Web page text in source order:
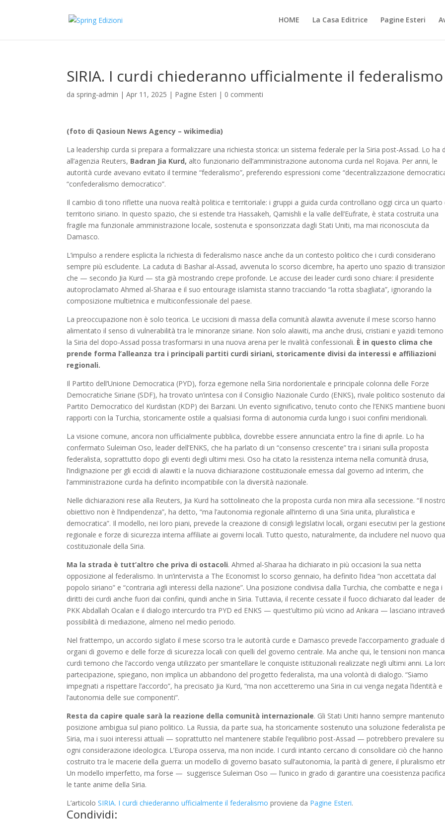
HOME La Casa Editrice Pagine Esteri
SIRIA. I curdi chiederanno ufficialmente il federalismo
da spring-admin |Apr 11, 2025 | Pagine Esteri | 0 commenti
(foto di Qasioun News Agency – wikimedia)
La leadership curda si prepara a formalizzare una richiesta storica: un sistema federale per la Siria post-Assad. Lo ha
all’agenzia Reuters, Badran Jia Kurd, alto funzionario dell’amministrazione autonoma curda nel Rojava. Per anni, le
autorità curde avevano evitato il termine “federalismo”, preferendo espressioni come “decentralizzazione
“confederalismo democratico”.
Il cambio di tono riflette una nuova realtà politica e territoriale: i gruppi a guida curda controllano oggi circa un quarto
territorio siriano. In questo spazio, che si estende tra Hassakeh, Qamishli e la valle dell’Eufrate, è stata costruita una
fragile ma funzionale amministrazione locale, sostenuta e sponsorizzata dagli Stati Uniti, ma mai riconosciuta da
Damasco.
L’impulso a rendere esplicita la richiesta di federalismo nasce anche da un contesto politico che i curdi considerano
sempre più escludente. La caduta di Bashar al-Assad, avvenuta lo scorso dicembre, ha aperto uno spazio di
che — secondo Jia Kurd — sta già mostrando crepe profonde. Le accuse dei leader curdi sono chiare: il presidente
autoproclamato Ahmed al-Sharaa e il suo entourage islamista stanno tracciando “la rotta sbagliata”, ignorando la
composizione multietnica e multiconfessionale del paese.
La preoccupazione non è solo teorica. Le uccisioni di massa della comunità alawita avvenute il mese scorso hanno
alimentato il senso di vulnerabilità tra le minoranze siriane. Non solo alawiti, ma anche drusi, cristiani e yazidi temono
la Siria del dopo-Assad possa trasformarsi in una nuova arena per le rivalità confessionali. È in questo clima che
prende forma l’alleanza tra i principali partiti curdi siriani, storicamente divisi da interessi e affiliazioni
regionali.
Il Partito dell’Unione Democratica (PYD), forza egemone nella Siria nordorientale e principale colonna delle Forze
Democratiche Siriane (SDF), ha trovato un’intesa con il Consiglio Nazionale Curdo (ENKS), rivale politico sostenuto dal
Partito Democratico del Kurdistan (KDP) dei Barzani. Un evento significativo, tenuto conto che l’ENKS mantiene buoni
rapporti con la Turchia, storicamente ostile a qualsiasi forma di autonomia curda lungo i suoi confini meridionali.
La visione comune, ancora non ufficialmente pubblica, dovrebbe essere annunciata entro la fine di aprile. Lo ha
confermato Suleiman Oso, leader dell’ENKS, che ha parlato di un “consenso crescente” tra i siriani sulla proposta
federalista, soprattutto dopo gli eventi degli ultimi mesi. Oso ha citato la resistenza interna nella comunità drusa,
l’indignazione per gli eccidi di alawiti e la nuova dichiarazione costituzionale emessa dal governo ad interim, che
l’amministrazione curda ha definito incompatibile con la diversità nazionale.
Nelle dichiarazioni rese alla Reuters, Jia Kurd ha sottolineato che la proposta curda non mira alla secessione. “Il nostro
obiettivo non è l’indipendenza”, ha detto, “ma l’autonomia regionale all’interno di una Siria unita, pluralistica e
democratica”. Il modello, nei loro piani, prevede la creazione di consigli legislativi locali, organi esecutivi per la
regionale e forze di sicurezza interna affiliate ai governi locali. Tutto questo, naturalmente, da includere nel nuovo
costituzionale della Siria.
Ma la strada è tutt’altro che priva di ostacoli. Ahmed al-Sharaa ha dichiarato in più occasioni la sua netta
opposizione al federalismo. In un’intervista a The Economist lo scorso gennaio, ha definito l’idea “non accettata dal
popolo siriano” e “contraria agli interessi della nazione”. Una posizione condivisa dalla Turchia, che combatte e nega i
diritti dei curdi anche fuori dai confini, quindi anche in Siria. Tuttavia, il recente cessate il fuoco dichiarato dal leader
PKK Abdallah Ocalan e il dialogo intercurdo tra PYD ed ENKS — quest’ultimo più vicino ad Ankara — lasciano
possibilità di mediazione, almeno nel medio periodo.
Nel frattempo, un accordo siglato il mese scorso tra le autorità curde e Damasco prevede l’accorpamento graduale
organi di governo e delle forze di sicurezza locali con quelli del governo centrale. Ma anche qui, le tensioni non
curdi temono che l’accordo venga utilizzato per smantellare le conquiste istituzionali realizzate negli ultimi anni. La
partecipazione, spiegano, non implica un abbandono del progetto federalista, ma una volontà di dialogo. “Siamo
impegnati a rispettare l’accordo”, ha precisato Jia Kurd, “ma non accetteremo una Siria in cui venga negata l’identità e
l’autonomia delle sue componenti”.
Resta da capire quale sarà la reazione della comunità internazionale. Gli Stati Uniti hanno sempre
posizione ambigua sul piano politico. La Russia, da parte sua, ha storicamente sostenuto una soluzione federalista
Siria, ma i suoi interessi attuali — soprattutto nel mantenere stabile l’equilibrio post-Assad — potrebbero prevalere su
ogni considerazione ideologica. L’Europa osserva, ma non incide. I curdi intanto cercano di consolidare ciò che hanno
costruito tra le macerie della guerra: un modello di governo basato sull’autonomia, la parità di genere, il pluralismo
Un modello imperfetto, ma forse — suggerisce Suleiman Oso — l’unico in grado di garantire una coesistenza
le tante anime della Siria.
L’articoloSIRIA. I curdi chiederanno ufficialmente il federalismo proviene da Pagine Esteri.
Condividi: